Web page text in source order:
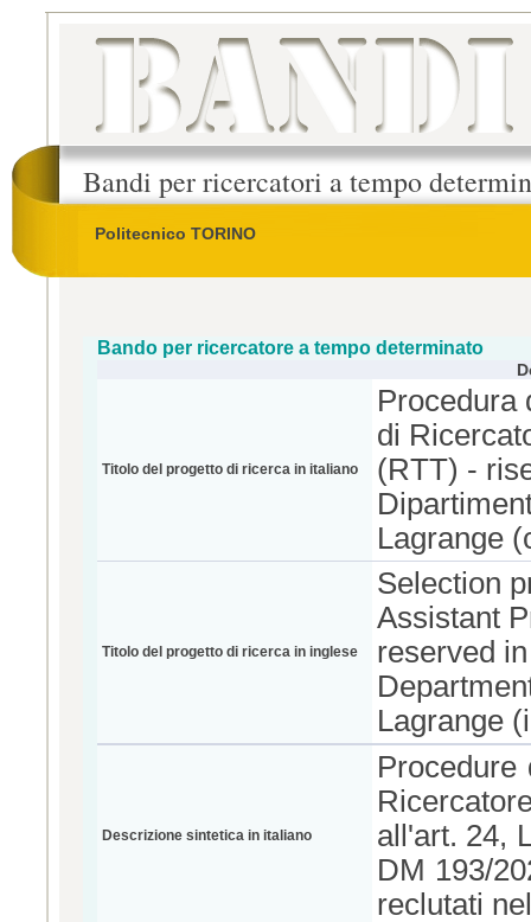
Bandi per ricercatori a tempo
Politecnico TORINO
Bando per ricercatore a tempo determinato
Titolo del progetto di ricerca in italiano
Procedura
di
(RTT) -
Lagrange
Titolo del progetto di ricerca in inglese
Selection
Assistant
reserved
Lagrange
Descrizione sintetica in italiano
Procedure
all'art. 24,
DM 193/
reclutati